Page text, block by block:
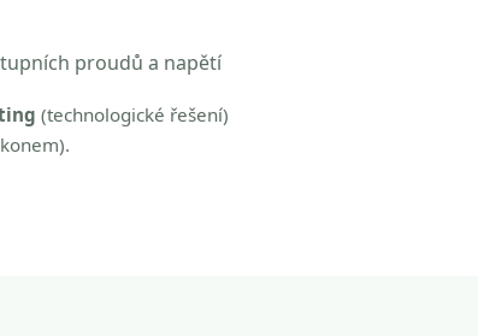
proudů a napětí
(technologické řešení)